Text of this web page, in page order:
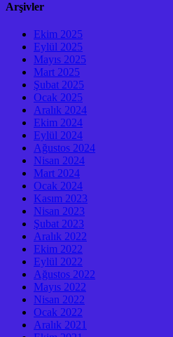
Arşivler
Ekim 2025
Eylül 2025
Mayıs 2025
Mart 2025
Şubat 2025
Ocak 2025
Aralık 2024
Ekim 2024
Eylül 2024
Ağustos 2024
Nisan 2024
Mart 2024
Ocak 2024
Kasım 2023
Nisan 2023
Şubat 2023
Aralık 2022
Ekim 2022
Eylül 2022
Ağustos 2022
Mayıs 2022
Nisan 2022
Ocak 2022
Aralık 2021